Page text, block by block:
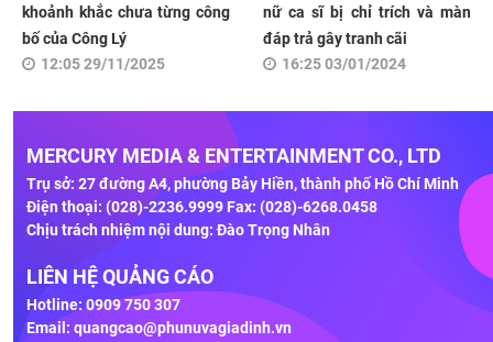
khoảnh khắc chưa từng công
bố của Công Lý
12:05 29/11/2025
nữ ca sĩ bị chỉ trích và màn
đáp trả gây tranh cãi
16:25 03/01/2024
MERCURY MEDIA & ENTERTAINMENT CO., LTD
Trụ sở: 27 đường A4, phường Bảy Hiền, thành phố Hồ Chí Minh
Điện thoại: (028)-2236.9999 Fax: (028)-6268.0458
Chịu trách nhiệm nội dung: Đào Trọng Nhân
LIÊN HỆ QUẢNG CÁO
Hotline: 0909 750 307
Email: quangcao@phunuvagiadinh.vn